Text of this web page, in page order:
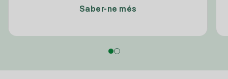
Saber-ne més